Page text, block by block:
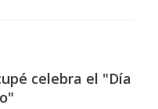
celebra el "Día